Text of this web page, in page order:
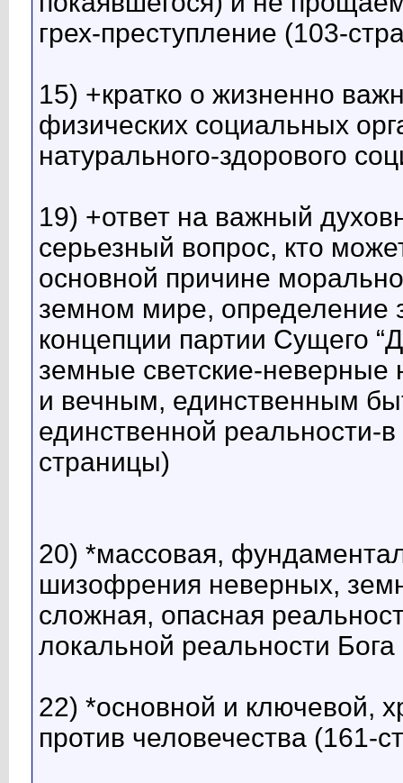
грех-преступление (103-
15) +кратко о жизненно
физических социальных
натурального-здорового
19) +ответ на важный
серьезный вопрос, кто
основной причине
земном мире, определение
концепции партии Сущего
земные светские-неверные
и вечным, единственным
единственной реальности-
страницы)
20) *массовая,
шизофрения неверных,
сложная, опасная
локальной реальности
22) *основной и ключевой,
против человечества (161-